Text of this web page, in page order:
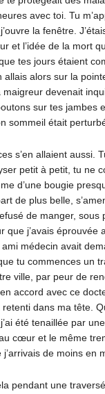
avec toi. Tu
la fenêtre.
et l’idée de la mort
tes jours étaient
allais alors sur la
devenait
sur tes
sommeil était
s’en allaient aussi.
petit à petit, tu
d’une bougie
de plus belle,
de manger,
que j’avais
médecin avait
tu commences un
ville, par peur de
accord avec ce
retenti dans ma tête.
été tenaillée par
cœur et le même
de moins en
pendant une